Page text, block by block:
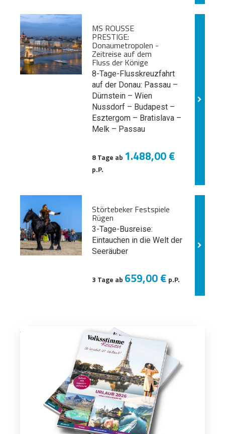
MS ROUSSE
PRESTIGE:
Donaumetropolen -
Zeitreise auf dem
Fluss der Könige
8-Tage-Flusskreuzfahrt
auf der Donau: Passau –
Dürnstein – Wien
Nussdorf – Budapest –
Esztergom – Bratislava –
Melk – Passau
8 Tage ab 1.488,00 €
p.P.
Störtebeker Festspiele
Rügen
3-Tage-Busreise:
Eintauchen in die Welt der
Seeräuber
3 Tage ab 659,00 € p.P.